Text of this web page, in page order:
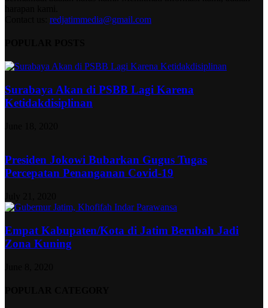
redjatimmedia@gmail.com
Surabaya Akan di PSBB Lagi Karena
Ketidakdisiplinan
Presiden Jokowi Bubarkan Gugus Tugas
Percepatan Penanganan Covid-19
Empat Kabupaten/Kota di Jatim Berubah Jadi
Zona Kuning